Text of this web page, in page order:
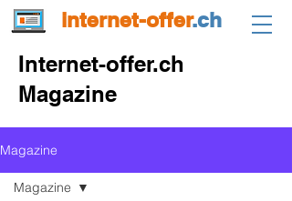
internet-offer.ch
Internet-offer.ch
Magazine
Magazine
Magazine